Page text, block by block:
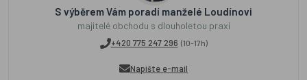
S výběrem Vám poradí manželé Loudínovi
majitelé obchodu s dlouholetou praxí
+420 775 247 296 (10-17h)
Napište e-mail